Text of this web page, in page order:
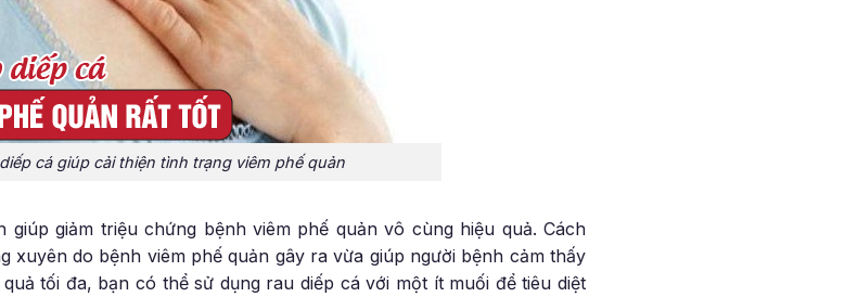
cá giúp cải thiện tình trạng viêm phế quản
giảm triệu chứng bệnh viêm phế quản vô cùng hiệu quả. Cách
xuyên do bệnh viêm phế quản gây ra vừa giúp người bệnh cảm thấy
tối đa, bạn có thể sử dụng rau diếp cá với một ít muối để tiêu diệt